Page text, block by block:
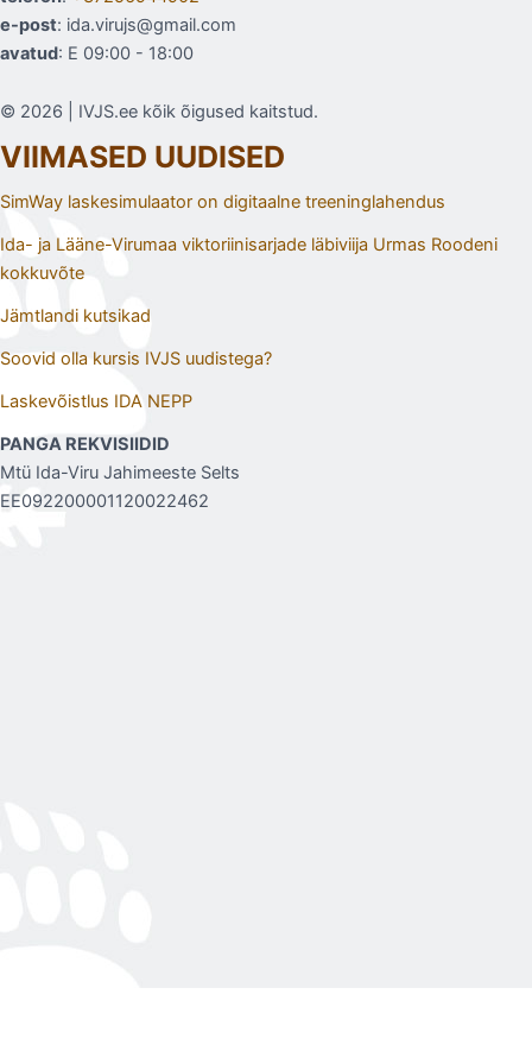
e-post: ida.virujs@gmail.com
avatud: E 09:00 - 18:00
© 2026 | IVJS.ee kõik õigused kaitstud.
VIIMASED UUDISED
SimWay laskesimulaator on digitaalne treeninglahendus
Ida- ja Lääne-Virumaa viktoriinisarjade läbiviija Urmas Roodeni
kokkuvõte
Jämtlandi kutsikad
Soovid olla kursis IVJS uudistega?
Laskevõistlus IDA NEPP
PANGA REKVISIIDID
Mtü Ida-Viru Jahimeeste Selts
EE092200001120022462